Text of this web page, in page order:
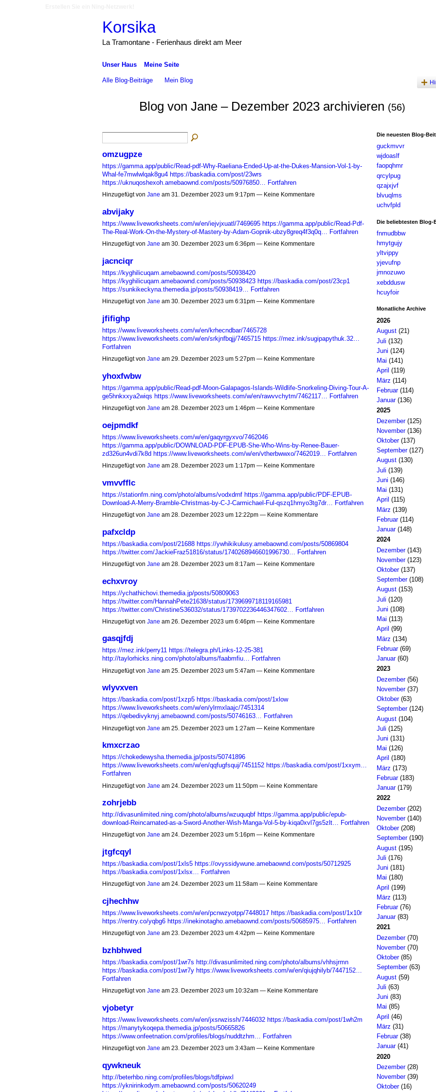
Korsika
La Tramontane - Ferienhaus direkt am Meer
Unser Haus Meine Seite
Alle Blog-Beiträge Mein Blog
Blog von Jane – Dezember 2023 archivieren (56)
omzugpze
https://gamma.app/public/Read-pdf-Why-Raeliana-Ended-Up-at-the-Dukes-Mansion-Vol-1-by-
Whal-fe7mwlwlqak8gu4 https://baskadia.com/post/23wrs
https://uknuqoshexoh.amebaownd.com/posts/50976850…
Fortfahren
Hinzugefügt von Jane am 31. Dezember 2023 um 9:17pm — Keine Kommentare
abvijaky
https://www.liveworksheets.com/w/en/iejvjxuatl/7469695 https://gamma.app/public/Read-Pdf-
The-Real-Work-On-the-Mystery-of-Mastery-by-Adam-Gopnik-ubzy8greq4f3q0q…
Fortfahren
Hinzugefügt von Jane am 30. Dezember 2023 um 6:36pm — Keine Kommentare
jacnciqr
https://kyghilicuqam.amebaownd.com/posts/50938420
https://kyghilicuqam.amebaownd.com/posts/50938423 https://baskadia.com/post/23cp1
https://sunkikeckyna.themedia.jp/posts/50938419…
Fortfahren
Hinzugefügt von Jane am 30. Dezember 2023 um 6:31pm — Keine Kommentare
jfifighp
https://www.liveworksheets.com/w/en/krhecndbar/7465728
https://www.liveworksheets.com/w/en/srkjnfbqjj/7465715 https://mez.ink/sugipapythuk.32…
Fortfahren
Hinzugefügt von Jane am 29. Dezember 2023 um 5:27pm — Keine Kommentare
yhoxfwbw
https://gamma.app/public/Read-pdf-Moon-Galapagos-Islands-Wildlife-Snorkeling-Diving-Tour-A-
ge5hnkxxya2wiqs https://www.liveworksheets.com/w/en/rawvvchytm/7462117… Fortfahren
Hinzugefügt von Jane am 28. Dezember 2023 um 1:46pm — Keine Kommentare
oejpmdkf
https://www.liveworksheets.com/w/en/gaqyrgyxvo/7462046
https://gamma.app/public/DOWNLOAD-PDF-EPUB-She-Who-Wins-by-Renee-Bauer-
zd326un4vdi7k8d https://www.liveworksheets.com/w/en/vtherbwwxo/7462019… Fortfahren
Hinzugefügt von Jane am 28. Dezember 2023 um 1:17pm — Keine Kommentare
vmvvfflc
https://stationfm.ning.com/photo/albums/vodxdrnf https://gamma.app/public/PDF-EPUB-
Download-A-Merry-Bramble-Christmas-by-C-J-Carmichael-Ful-qszq1hmyo3tg7dr…
Fortfahren
Hinzugefügt von Jane am 28. Dezember 2023 um 12:22pm — Keine Kommentare
pafxcldp
https://baskadia.com/post/21688 https://ywhikikulusy.amebaownd.com/posts/50869804
https://twitter.com/JackieFraz51816/status/1740268946601996730…
Fortfahren
Hinzugefügt von Jane am 28. Dezember 2023 um 8:17am — Keine Kommentare
echxvroy
https://ychathichovi.themedia.jp/posts/50809063
https://twitter.com/HannahPete21638/status/1739699718119165981
https://twitter.com/ChristineS36032/status/1739702236446347602…
Fortfahren
Hinzugefügt von Jane am 26. Dezember 2023 um 6:46pm — Keine Kommentare
gasqjfdj
https://mez.ink/perry11 https://telegra.ph/Links-12-25-381
http://taylorhicks.ning.com/photo/albums/faabmfiu… Fortfahren
Hinzugefügt von Jane am 25. Dezember 2023 um 5:47am — Keine Kommentare
wlyvxven
https://baskadia.com/post/1xzp5 https://baskadia.com/post/1xlow
https://www.liveworksheets.com/w/en/ylrmxlaajc/7451314
https://qebedivyknyj.amebaownd.com/posts/50746163… Fortfahren
Hinzugefügt von Jane am 25. Dezember 2023 um 1:27am — Keine Kommentare
kmxcrzao
https://chokedewysha.themedia.jp/posts/50741896
https://www.liveworksheets.com/w/en/qqfugfsquj/7451152 https://baskadia.com/post/1xxym…
Fortfahren
Hinzugefügt von Jane am 24. Dezember 2023 um 11:50pm — Keine Kommentare
zohrjebb
http://divasunlimited.ning.com/photo/albums/wzuquqbf https://gamma.app/public/epub-
download-Reincarnated-as-a-Sword-Another-Wish-Manga-Vol-5-by-kiqa0xvl7gs5zlt… Fortfahren
Hinzugefügt von Jane am 24. Dezember 2023 um 5:16pm — Keine Kommentare
jtgfcqyl
https://baskadia.com/post/1xls5 https://ovyssidywune.amebaownd.com/posts/50712925
https://baskadia.com/post/1xlsx… Fortfahren
Hinzugefügt von Jane am 24. Dezember 2023 um 11:58am — Keine Kommentare
cjhechhw
https://www.liveworksheets.com/w/en/pcnwzyotpp/7448017 https://baskadia.com/post/1x10r
https://rentry.co/yqbg6 https://inekinotagho.amebaownd.com/posts/50685975… Fortfahren
Hinzugefügt von Jane am 23. Dezember 2023 um 4:42pm — Keine Kommentare
bzhbhwed
https://baskadia.com/post/1wr7s http://divasunlimited.ning.com/photo/albums/vhhsjrmn
https://baskadia.com/post/1wr7y https://www.liveworksheets.com/w/en/qiujqhilyb/7447152…
Fortfahren
Hinzugefügt von Jane am 23. Dezember 2023 um 10:32am — Keine Kommentare
vjobetyr
https://www.liveworksheets.com/w/en/jxsrwzissh/7446032 https://baskadia.com/post/1wh2m
https://manytykoqepa.themedia.jp/posts/50665826
https://www.onfeetnation.com/profiles/blogs/nuddtzhm… Fortfahren
Hinzugefügt von Jane am 23. Dezember 2023 um 3:43am — Keine Kommentare
qywkneuk
http://beterhbo.ning.com/profiles/blogs/tdfpiwxl
https://yknirinkodym.amebaownd.com/posts/50620249
Die neuesten Blog-
guckmvvr
wjdoaslf
faopqhmr
qrcylpug
qzajxjvf
blvuqlms
uchvfpld
Die beliebtesten Blog-
fnmudbbw
hmytgujy
yltvippy
yjevufnp
jmnozuwo
xebddusw
hcuyfoir
Monatliche Archive
2026
August(21)
Juli (132)
Juni (124)
Mai (141)
April (119)
März (114)
Februar(114)
Januar(136)
2025
Dezember(125)
November(136)
Oktober(137)
September(127)
August(130)
Juli (139)
Juni (146)
Mai (131)
April (115)
März (139)
Februar(114)
Januar(148)
2024
Dezember(143)
November(123)
Oktober(137)
September(108)
August(153)
Juli (120)
Juni (108)
Mai (113)
April (99)
März (134)
Februar(69)
Januar(60)
2023
Dezember(56)
November(37)
Oktober(63)
September(124)
August(104)
Juli (125)
Juni (131)
Mai (126)
April (180)
März (173)
Februar(183)
Januar(179)
2022
Dezember(202)
November(140)
Oktober(208)
September(190)
August(195)
Juli (176)
Juni (181)
Mai (180)
April (199)
März (113)
Februar(76)
Januar(83)
2021
Dezember(70)
November(70)
Oktober(85)
September(63)
August(59)
Juli (63)
Juni (83)
Mai (85)
April (46)
März (31)
Februar(38)
Januar(41)
2020
Dezember(28)
November(39)
Oktober(16)